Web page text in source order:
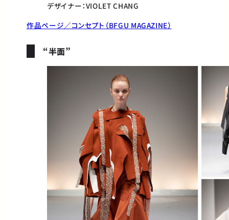
デザイナー：VIOLET CHANG
作品ページ／コンセプト（BFGU MAGAZINE）
“半面”